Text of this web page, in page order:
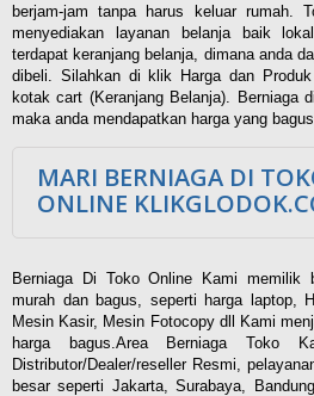
berjam-jam tanpa harus keluar rumah.
menyediakan layanan belanja baik
terdapat keranjang belanja, dimana anda
dibeli. Silahkan di klik Harga dan
kotak cart (Keranjang Belanja). Berniaga
maka anda mendapatkan harga yang
MARI BERNIAGA DI
ONLINE
Berniaga Di Toko Online Kami memilik
murah dan bagus, seperti harga laptop,
Mesin Kasir, Mesin Fotocopy dll Kami
harga bagus.Area Berniaga Toko
Distributor/Dealer/reseller Resmi,
besar seperti Jakarta, Surabaya,